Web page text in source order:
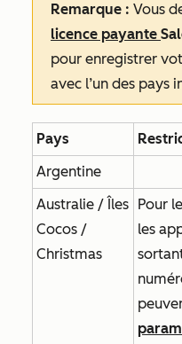
Remarque : Vous
licence payante
pour enregistrer
avec l’un des pays
Pays
Argentine
Australie / Îles
Cocos /
Christmas
Pour
les